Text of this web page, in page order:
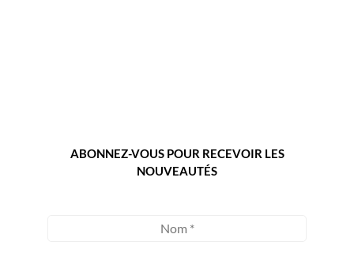
ABONNEZ-VOUS POUR RECEVOIR LES
NOUVEAUTÉS